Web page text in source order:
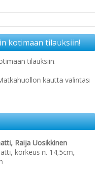
kotimaan tilauksiin!
tilauksiin.
kautta valintasi
Raija Uosikkinen
korkeus n. 14,5cm,